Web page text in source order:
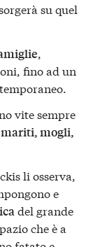
su quel
,
fino ad un
vite sempre
mariti, mogli,
li osserva,
e
del grande
che è a